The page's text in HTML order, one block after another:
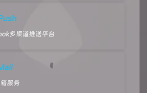
多渠道推送平台
服务